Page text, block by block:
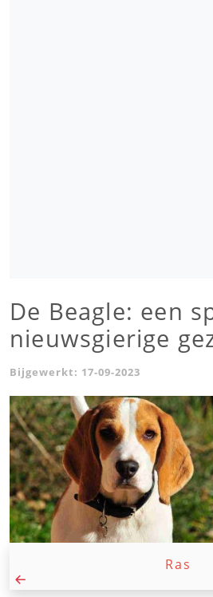
De Beagle: een
nieuwsgierige
Bijgewerkt: 17-09-2023
Ras